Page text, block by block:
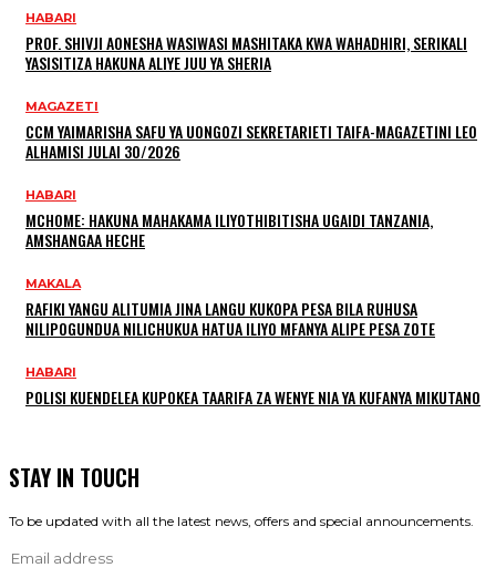
HABARI
PROF. SHIVJI AONESHA WASIWASI MASHITAKA KWA WAHADHIRI, SERIKALI
YASISITIZA HAKUNA ALIYE JUU YA SHERIA
MAGAZETI
CCM YAIMARISHA SAFU YA UONGOZI SEKRETARIETI TAIFA-MAGAZETINI LEO
ALHAMISI JULAI 30/2026
HABARI
MCHOME: HAKUNA MAHAKAMA ILIYOTHIBITISHA UGAIDI TANZANIA,
AMSHANGAA HECHE
MAKALA
RAFIKI YANGU ALITUMIA JINA LANGU KUKOPA PESA BILA RUHUSA
NILIPOGUNDUA NILICHUKUA HATUA ILIYO MFANYA ALIPE PESA ZOTE
HABARI
POLISI KUENDELEA KUPOKEA TAARIFA ZA WENYE NIA YA KUFANYA MIKUTANO
STAY IN TOUCH
To be updated with all the latest news, offers and special announcements.